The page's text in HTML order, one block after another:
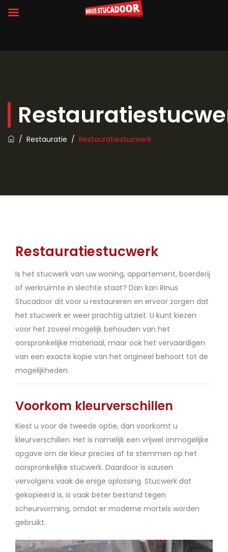
/ Restauratie / Restauratiestucwerk
Restauratiestucwerk
Is het stucwerk van uw woning, appartement, boerderij
of werkruimte in slechte staat? Dan kan Rinus
Stucadoor dit voor u restaureren en ervoor zorgen dat
het stucwerk er weer prachtig uitziet. U kunt kiezen
voor het zoveel mogelijk behouden van het
oorspronkelijke materiaal, maar ook het vervaardigen
van een exacte kopie van het origineel behoort tot de
mogelijkheden.
Voorkom kleurverschillen
Kiest u voor de tweede optie, dan voorkomt u
kleurverschillen. Het is namelijk een vrijwel onmogelijke
opgave om de kleur precies af te stemmen op het
oorspronkelijke stucwerk. Daardoor is sausen
vervolgens vaak de enige oplossing. Stucwerk dat
gekopieerd is, is vaak beter bestand tegen
scheurvorming, omdat er moderne mortels worden
gebruikt.